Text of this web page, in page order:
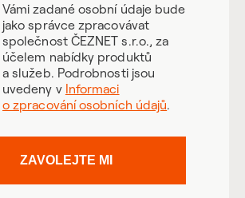
Vámi zadané osobní údaje bude
jako správce zpracovávat
společnost ČEZNET s.r.o., za
účelem nabídky produktů
a služeb. Podrobnosti jsou
uvedeny v Informaci
o zpracování osobních údajů.
ZAVOLEJTE MI